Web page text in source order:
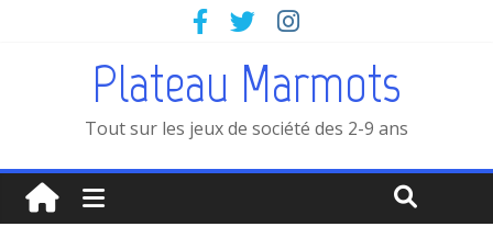
Plateau Marmots
Tout sur les jeux de société des 2-9 ans